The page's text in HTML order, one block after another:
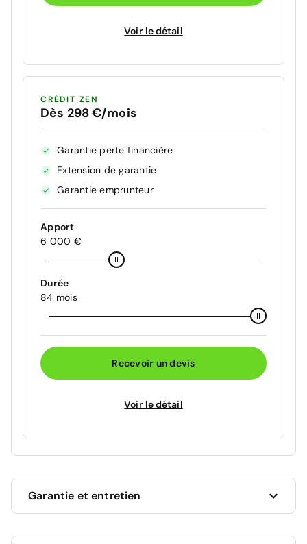
Voir le détail
CRÉDIT ZEN
Dès 298 €/mois
Garantie perte financière
Extension de garantie
Garantie emprunteur
Apport
6 000 €
Durée
84 mois
Recevoir un devis
Voir le détail
Garantie et entretien